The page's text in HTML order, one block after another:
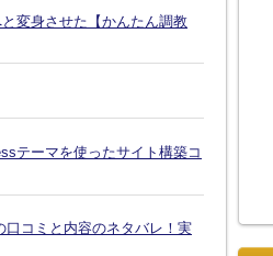
変身させた【かんたん調教
テーマを使ったサイト構築コ
コミと内容のネタバレ！実